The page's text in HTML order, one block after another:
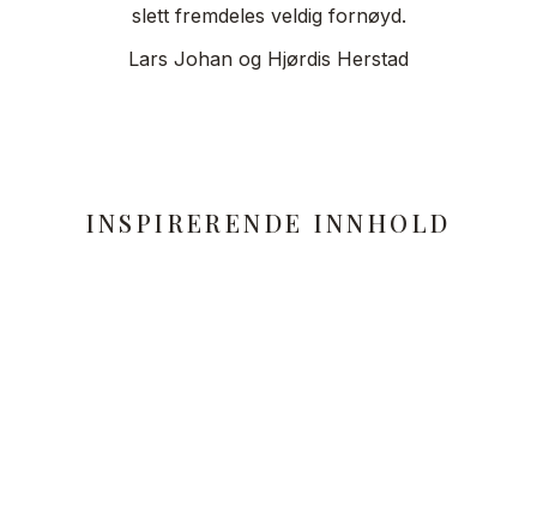
slett fremdeles veldig fornøyd.
Lars Johan og Hjørdis Herstad
INSPIRERENDE INNHOLD